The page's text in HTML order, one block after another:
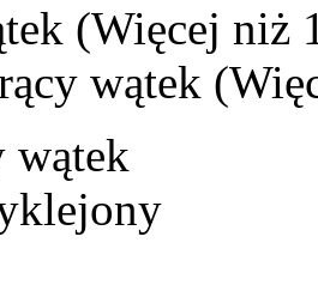
(Więcej niż
wątek
wątek